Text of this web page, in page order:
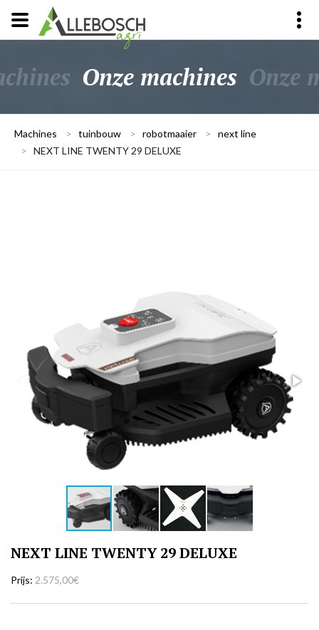
Onze machines Onze
Machines > tuinbouw > robotmaaier > next line
> NEXT LINE TWENTY 29 DELUXE
NEXT LINE TWENTY 29 DELUXE
Prijs 2.575,00€